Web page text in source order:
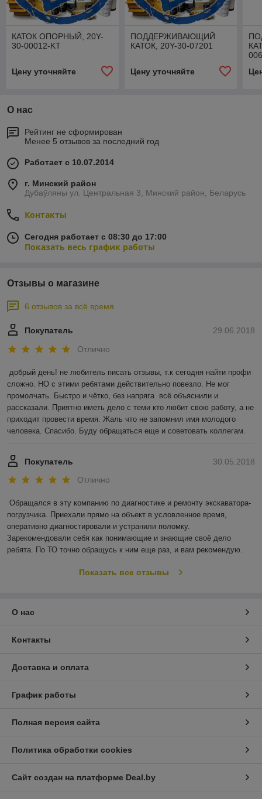
КАТОК ОПОРНЫЙ, 20Y-
30-00012-KT
Цену уточняйте
ПОДДЕРЖИВАЮЩИЙ
КАТОК, 20Y-30-07201
Цену уточняйте
О нас
Рейтинг не сформирован
Менее 5 отзывов за последний год
Работает с 10.07.2014
г. Минский район
Дубаўляны ул. Центральная 3, Минский район, Беларусь
Контакты
Сегодня работает с 08:30 до 17:00
Показать весь график работы
Отзывы о магазине
6 отзывов за всё время
29.06.2018
Покупатель
Отлично
добрый день! не любитель писать отзывы, т.к сегодня найти профи
сложно. НО с этими ребятами действительно повезло. Не мог
промолчать. Быстро и чётко, без напряга  всё объяснили и
рассказали. Приятно иметь дело с теми кто любит свою работу, а не
приходит провести время. Жаль что не запомнил имя молодого
человека. Спасибо. Буду обращаться еще и советовать коллегам.
30.05.2018
Покупатель
Отлично
Обращался в эту компанию по диагностике и ремонту экскаватора-
погрузчика. Приехали прямо на объект в условленное время,
оперативно диагностировали и устранили поломку.
Зарекомендовали себя как понимающие и знающие своё дело
ребята. По ТО точно обращусь к ним еще раз, и вам рекомендую.
Показать все отзывы
О нас
Контакты
Доставка и оплата
График работы
Полная версия сайта
Политика обработки cookies
Сайт создан на платформе Deal.by